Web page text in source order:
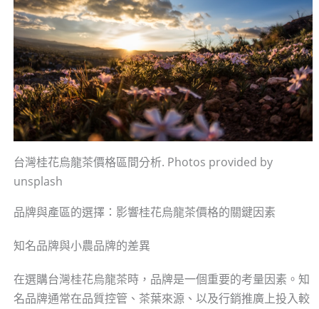
台灣桂花烏龍茶價格區間分析. Photos provided by
unsplash
品牌與產區的選擇：影響桂花烏龍茶價格的關鍵因素
知名品牌與小農品牌的差異
在選購台灣桂花烏龍茶時，品牌是一個重要的考量因素。知
名品牌通常在品質控管、茶葉來源、以及行銷推廣上投入較